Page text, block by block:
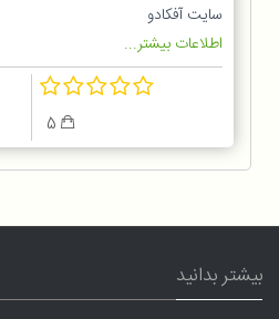
سایت آفکادو
اطلاعات بیشتر...
بیشتر بدانید